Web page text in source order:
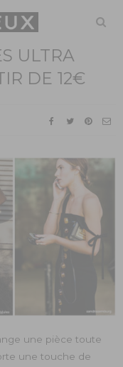
ULTRA
DE 12€
une pièce toute
une touche de